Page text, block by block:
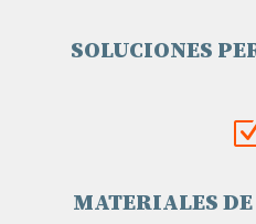
SOLUCIONES
MATERIALES